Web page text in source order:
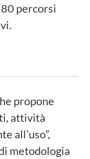
percorsi
propone
attività
all’uso”,
metodologia